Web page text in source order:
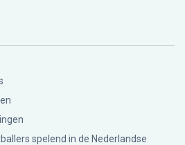
spelend in de Nederlandse